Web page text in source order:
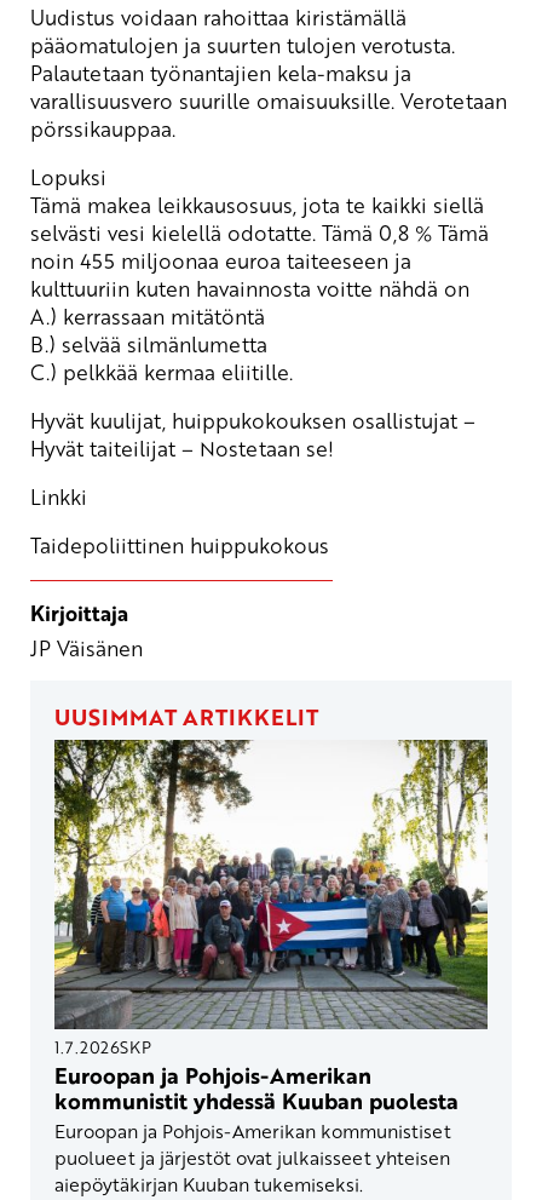
Uudistus voidaan rahoittaa kiristämällä
pääomatulojen ja suurten tulojen verotusta.
Palautetaan työnantajien kela-maksu ja
varallisuusvero suurille omaisuuksille. Verotetaan
pörssikauppaa.
Lopuksi
Tämä makea leikkausosuus, jota te kaikki siellä
selvästi vesi kielellä odotatte. Tämä 0,8 % Tämä
noin 455 miljoonaa euroa taiteeseen ja
kulttuuriin kuten havainnosta voitte nähdä on
A.) kerrassaan mitätöntä
B.) selvää silmänlumetta
C.) pelkkää kermaa eliitille.
Hyvät kuulijat, huippukokouksen osallistujat –
Hyvät taiteilijat – Nostetaan se!
Linkki
Taidepoliittinen huippukokous
Kirjoittaja
JP Väisänen
UUSIMMAT ARTIKKELIT
1.7.2026SKP
Euroopan ja Pohjois-Amerikan
kommunistit yhdessä Kuuban puolesta
Euroopan ja Pohjois-Amerikan kommunistiset
puolueet ja järjestöt ovat julkaisseet yhteisen
aiepöytäkirjan Kuuban tukemiseksi.